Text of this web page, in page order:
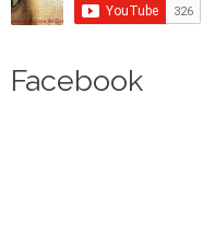
Facebook